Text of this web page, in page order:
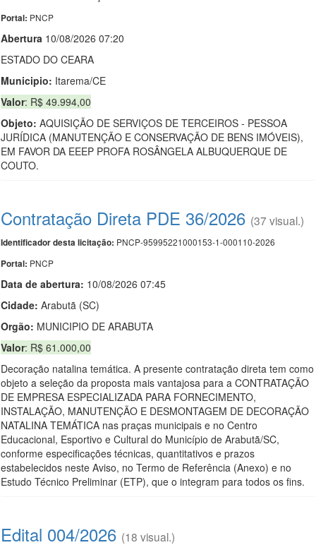
Portal: PNCP
Abertura 10/08/2026 07:20
ESTADO DO CEARA
Municipio: Itarema/CE
Valor: R$ 49.994,00
Objeto: AQUISIÇÃO DE SERVIÇOS DE TERCEIROS - PESSOA
JURÍDICA (MANUTENÇÃO E CONSERVAÇÃO DE BENS IMÓVEIS),
EM FAVOR DA EEEP PROFA ROSÂNGELA ALBUQUERQUE DE
COUTO.
Contratação Direta PDE 36/2026 (37 visual.)
Identificador desta licitação: PNCP-95995221000153-1-000110-2026
Portal: PNCP
Data de abertura: 10/08/2026 07:45
Cidade: Arabutã (SC)
Orgão: MUNICIPIO DE ARABUTA
Valor: R$ 61.000,00
Decoração natalina temática. A presente contratação direta tem como
objeto a seleção da proposta mais vantajosa para a CONTRATAÇÃO
DE EMPRESA ESPECIALIZADA PARA FORNECIMENTO,
INSTALAÇÃO, MANUTENÇÃO E DESMONTAGEM DE DECORAÇÃO
NATALINA TEMÁTICA nas praças municipais e no Centro
Educacional, Esportivo e Cultural do Município de Arabutã/SC,
conforme especificações técnicas, quantitativos e prazos
estabelecidos neste Aviso, no Termo de Referência (Anexo) e no
Estudo Técnico Preliminar (ETP), que o integram para todos os fins.
Edital 004/2026 (18 visual.)